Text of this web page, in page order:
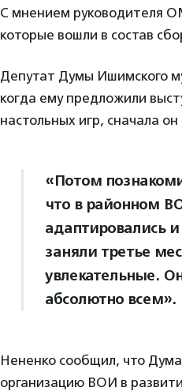
С мнением руководителя
которые вошли в состав
Депутат Думы Ишимского
когда ему предложили
настольных игр, сначала
«Потом
что в районном
адаптировались
заняли третье
увлекательные.
абсолютно всем».
Нененко сообщил, что
организацию ВОИ в